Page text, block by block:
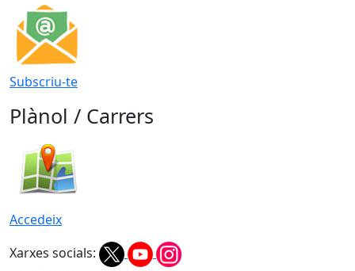
Subscriu-te
Plànol / Carrers
Accedeix
Xarxes socials: